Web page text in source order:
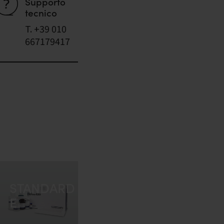
tecnico
T. +39 010
667179417
STANDARD
E